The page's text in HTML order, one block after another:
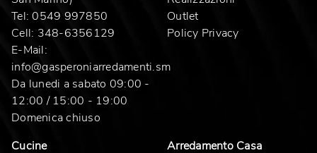
Tel: 0549 997850
Cell: 348-6356129
E-Mail:
info@gasperoniarredamenti.sm
Da lunedi a sabato 09:00 -
12:00 / 15:00 - 19:00
Domenica chiuso
Outlet
Policy Privacy
Cucine Arredamento Casa